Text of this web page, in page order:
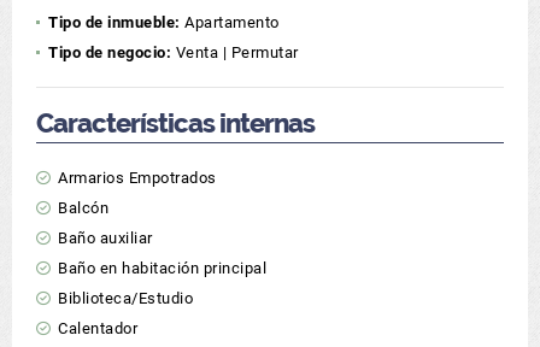
Tipo de inmueble: Apartamento
Tipo de negocio: Venta | Permutar
Características internas
Armarios Empotrados
Balcón
Baño auxiliar
Baño en habitación principal
Biblioteca/Estudio
Calentador